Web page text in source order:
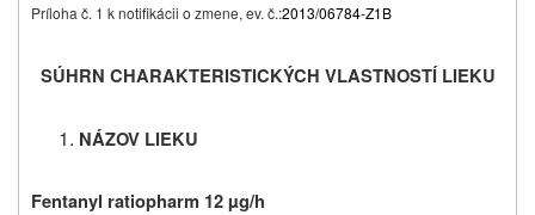
Príloha č. 1 k notifikácii o zmene, ev. č.:2013/06784-Z1B
SÚHRN CHARAKTERISTICKÝCH VLASTNOSTÍ LIEKU
NÁZOV LIEKU
Fentanyl ratiopharm 12 µg/h